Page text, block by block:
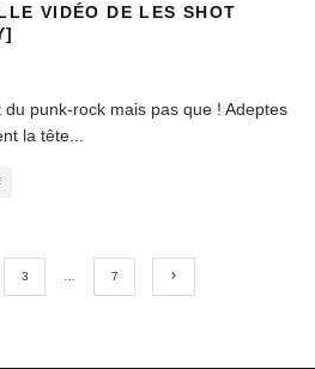
VIDÉO DE LES SHOT
du punk-rock mais pas que ! Adeptes
la tête
3 7